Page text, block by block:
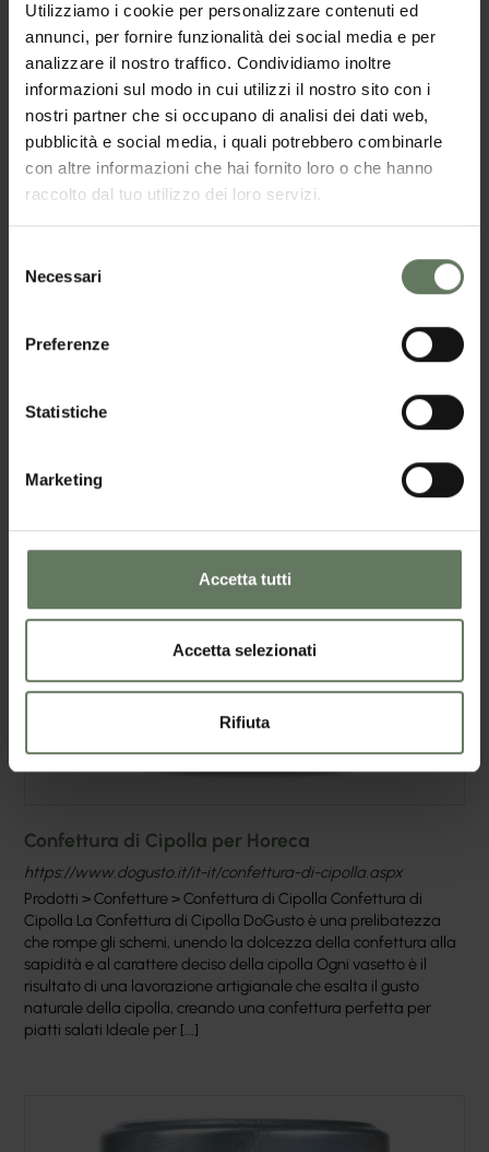
Utilizziamo i cookie per personalizzare contenuti ed
annunci, per fornire funzionalità dei social media e per
analizzare il nostro traffico. Condividiamo inoltre
informazioni sul modo in cui utilizzi il nostro sito con i
nostri partner che si occupano di analisi dei dati web,
pubblicità e social media, i quali potrebbero combinarle
con altre informazioni che hai fornito loro o che hanno
raccolto dal tuo utilizzo dei loro servizi.
delNecessari
Preferenze
Statistiche
Marketing
Accetta tutti
Accetta selezionati
Rifiuta
Condimento per Insalata di Riso in Olio per
Horeca
https://www.dogusto.it/it-it/condimento-per-insalata-di-riso-
in-olio.aspx
Prodotti > Conserve Vegetali >Condimento
riso in olio DoGusto sono una soluzione inedita e pregiata di
una ricca miscela di verdure arricchite con funghi prataioli
Confettura di Cipolla per Horeca
https://www.dogusto.it/it-it/confettura-di-cipolla.aspx
Prodotti > Confetture > Confettura di Cipolla Confettura di
Cipolla La Confettura di Cipolla DoGusto è una prelibatezza
che rompe gli schemi, unendo la dolcezza della confettura alla
sapidità e al carattere deciso della cipolla Ogni vasetto è il
risultato di una lavorazione artigianale che esalta il gusto
naturale della cipolla, creando una confettura perfetta per
piatti salati Ideale per [...]